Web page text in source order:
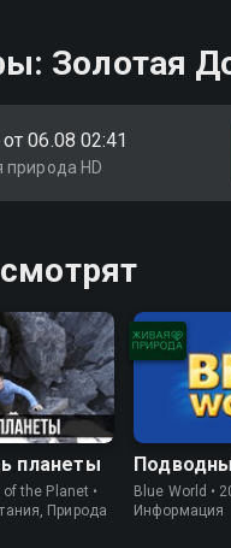
Золотая
06.08 02:41
HD
планеты
the Planet •
Природа
Blue World •
Информация